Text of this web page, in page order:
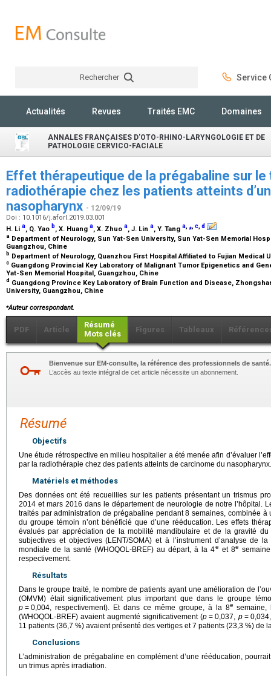
Rechercher Service
Actualités Revues Traités EMC Domaines
ANNALES FRANÇAISES D'OTO-RHINO-LARYNGOLOGIE ET DE
PATHOLOGIE CERVICO-FACIALE
Effet thérapeutique de la prégabaline sur le
radiothérapie chez les patients atteints
nasopharynx - 12/09/19
Doi : 10.1016/j.aforl.2019.03.001
H. Li a, Q. Yao b, X. Huang a, X. Zhuo a, J. Lin a, Y. Tang a,⁎,c,d
a Department of Neurology, Sun Yat-Sen University, Sun Yat-Sen Memorial
Guangzhou, Chine
b Department of Neurology, Quanzhou First Hospital Affiliated to Fujian Medical
c Guangdong Provincial Key Laboratory of Malignant Tumor Epigenetics and
Yat-Sen Memorial Hospital, Guangzhou, Chine
d Guangdong Province Key Laboratory of Brain Function and Disease,
University, Guangzhou, Chine
⁎Auteur correspondant.
PDF Article
Résumé
Mots clés
Figures Tableaux
Bienvenue sur EM-consulte, la référence des professionnels de santé.
L’accès au texte intégral de cet article nécessite un abonnement.
Résumé
Objectifs
Une étude rétrospective en milieu hospitalier a été menée afin d’évaluer
par la radiothérapie chez des patients atteints de carcinome du nasopharynx.
Matériels et méthodes
Des données ont été recueillies sur les patients présentant un trismus
2014 et mars 2016 dans le département de neurologie de notre l’hôpital.
traités par administration de prégabaline pendant 8 semaines, combinée
du groupe témoin n’ont bénéficié que d’une rééducation. Les effets
évalués par appréciation de la mobilité mandibulaire et de la gravité du
subjectives et objectives (LENT/SOMA) et à l’instrument d’analyse de
mondiale de la santé (WHOQOL-BREF) au départ, à la 4e et 8e
respectivement.
Résultats
Dans le groupe traité, le nombre de patients ayant une amélioration de
(OMVM) était significativement plus important que dans le groupe
p = 0,004, respectivement). Et dans ce même groupe, à la 8e
(WHOQOL-BREF) avaient augmenté significativement (p = 0,037, p =
11 patients (36,7 %) avaient présenté des vertiges et 7 patients (23,3 %) de
Conclusions
L’administration de prégabaline en complément d’une rééducation,
un trimus après irradiation.